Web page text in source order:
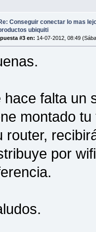
Conseguir conectar lo mas
ubiquiti
#3 en: 14-07-2012, 08:49
hace falta un
montado
router,
por